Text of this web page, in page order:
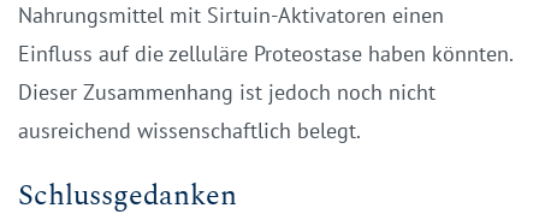
Nahrungsmittel mit Sirtuin-Aktivatoren einen
Einfluss auf die zelluläre Proteostase haben könnten.
Dieser Zusammenhang ist jedoch noch nicht
ausreichend wissenschaftlich belegt.
Schlussgedanken